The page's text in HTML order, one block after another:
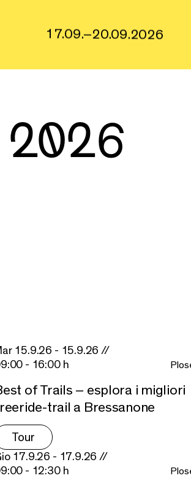
17.09.–20.09.2026
2026
15.9.26 - 15.9.26 //
- 16:00 h
of Trails – esplora i migliori
trail a Bressanone
Tour
17.9.26 - 17.9.26 //
- 12:30 h